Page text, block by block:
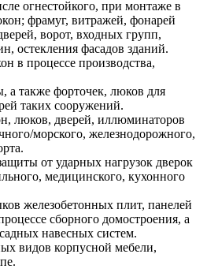
огнестойкого, при монтаже в
фрамуг, витражей, фонарей
ворот, входных групп,
остекления фасадов зданий.
в процессе производства,
а также форточек, люков для
таких сооружений.
люков, дверей, иллюминаторов
морского, железнодорожного,
от ударных нагрузок дверок
медицинского, кухонного
железобетонных плит, панелей
сборного домостроения, а
навесных систем.
видов корпусной мебели,